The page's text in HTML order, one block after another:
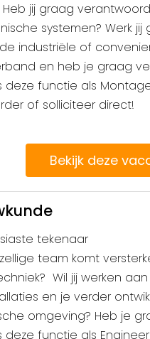
jij graag
systemen? Werk jij
industriële of
en heb je graag
functie als
of solliciteer direct!
Bekijk deze
tekenaar
team komt
Wil jij werken aan
en je verder
omgeving? Heb je
functie als Engineer